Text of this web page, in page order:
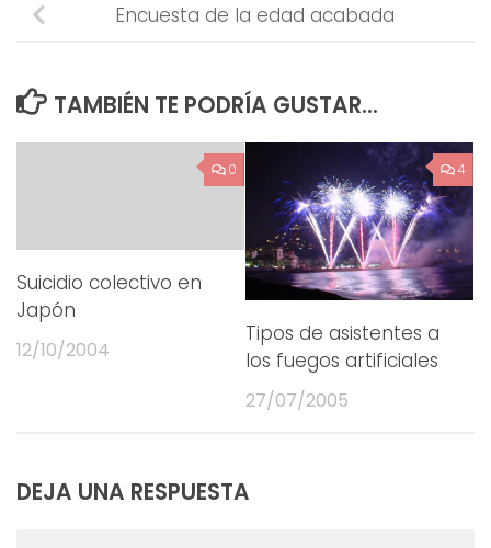
Encuesta de la edad acabada
TAMBIÉN TE PODRÍA GUSTAR...
0
Suicidio colectivo en
Japón
12/10/2004
4
Tipos de asistentes a
los fuegos artificiales
27/07/2005
DEJA UNA RESPUESTA